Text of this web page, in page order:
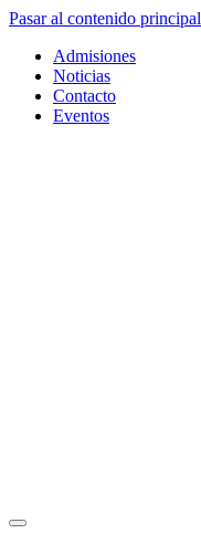
Pasar al contenido principal
Admisiones
Noticias
Contacto
Eventos